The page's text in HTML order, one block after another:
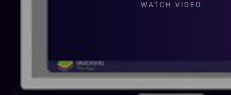
WATCH VIDEO